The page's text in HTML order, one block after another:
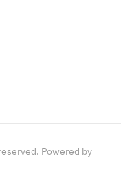
Powered by